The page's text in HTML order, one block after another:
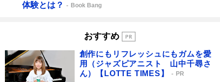
体験とは？
Book Bang
おすすめ
創作にもリフレッシュにもガムを愛
用（ジャズピアニスト 山中千尋さ
ん）【LOTTE TIMES】
PR